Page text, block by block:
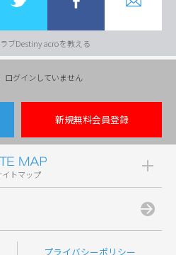
ブDestiny acroを教える
ログインしていません
新規無料会員登録
イトマップ
プライバシーポリシー